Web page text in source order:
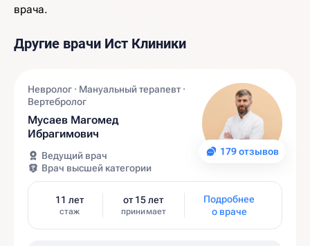
врача.
Другие врачи Ист Клиники
179 отзывов
Невролог · Мануальный терапевт ·
Вертебролог
Мусаев Магомед
Ибрагимович
Ведущий врач
Врач высшей категории
11 лет
стаж
от 15 лет
принимает
Подробнее
о враче